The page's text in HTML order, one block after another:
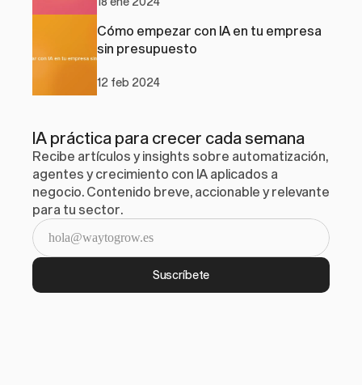
Cómo empezar con IA en tu empresa
sin presupuesto
12 feb 2024
IA práctica para crecer cada semana
Recibe artículos y insights sobre automatización,
agentes y crecimiento con IA aplicados a
negocio. Contenido breve, accionable y relevante
para tu sector.
Suscríbete